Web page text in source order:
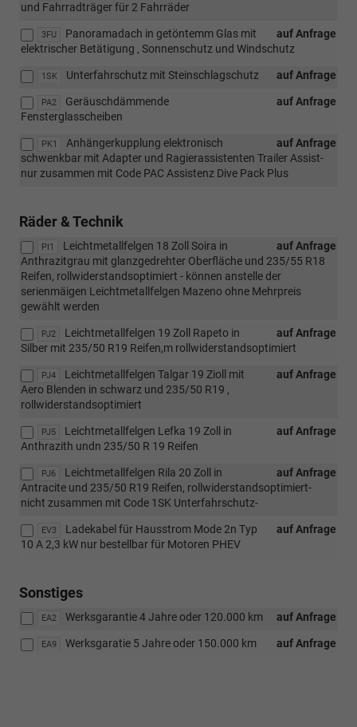
und Fahrradträger für 2 Fahrräder
3FU auf Anfrage
Panoramadach in getöntemm Glas mit
elektrischer Betätigung , Sonnenschutz und Windschutz
1SK auf Anfrage
Unterfahrschutz mit Steinschlagschutz
PA2 auf Anfrage
Geräuschdämmende
Fensterglasscheiben
PK1 auf Anfrage
Anhängerkupplung elektronisch
schwenkbar mit Adapter und Ragierassistenten Trailer Assist-
nur zusammen mit Code PAC Assistenz Dive Pack Plus
Räder & Technik
PI1 auf Anfrage
Leichtmetallfelgen 18 Zoll Soira in
Anthrazitgrau mit glanzgedrehter Oberfläche und 235/55 R18
Reifen, rollwiderstandsoptimiert - können anstelle der
serienmäigen Leichtmetallfelgen Mazeno ohne Mehrpreis
gewählt werden
PJ2 auf Anfrage
Leichtmetallfelgen 19 Zoll Rapeto in
Silber mit 235/50 R19 Reifen,m rollwiderstandsoptimiert
PJ4 auf Anfrage
Leichtmetallfelgen Talgar 19 Zioll mit
Aero Blenden in schwarz und 235/50 R19 ,
rollwiderstandsoptimiert
PJ5 auf Anfrage
Leichtmetallfelgen Lefka 19 Zoll in
Anthrazith undn 235/50 R 19 Reifen
PJ6 auf Anfrage
Leichtmetallfelgen Rila 20 Zoll in
Antracite und 235/50 R19 Reifen, rollwiderstandsoptimiert-
nicht zusammen mit Code 1SK Unterfahrschutz-
EV3 auf Anfrage
Ladekabel für Hausstrom Mode 2n Typ
10 A 2,3 kW nur bestellbar für Motoren PHEV
Sonstiges
EA2 auf Anfrage
Werksgarantie 4 Jahre oder 120.000 km
EA9 auf Anfrage
Werksgaratie 5 Jahre oder 150.000 km